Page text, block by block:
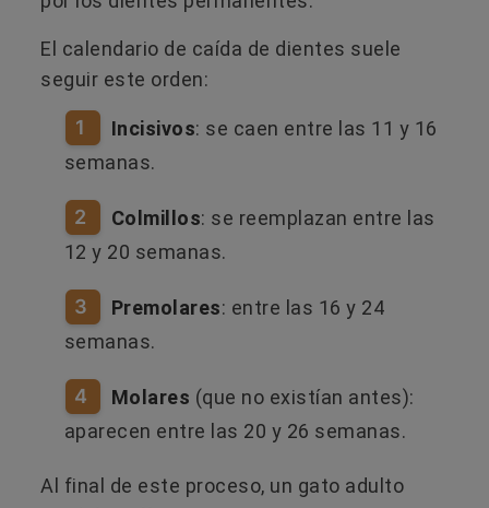
El calendario de caída de dientes suele
seguir este orden:
1 Incisivos: se caen entre las 11 y 16
semanas.
2 Colmillos: se reemplazan entre las
12 y 20 semanas.
3 Premolares: entre las 16 y 24
semanas.
4 Molares (que no existían antes):
aparecen entre las 20 y 26 semanas.
Al final de este proceso, un gato adulto